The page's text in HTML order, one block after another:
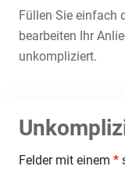
Füllen Sie einfach
bearbeiten Ihr
unkompliziert.
Felder mit einem *